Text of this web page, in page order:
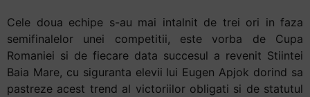
Cele doua echipe s-au mai intalnit de trei ori in faza
semifinalelor unei competitii, este vorba de Cupa
Romaniei si de fiecare data succesul a revenit Stiintei
Baia Mare, cu siguranta elevii lui Eugen Apjok dorind sa
pastreze acest trend al victoriilor obligati si de statutul